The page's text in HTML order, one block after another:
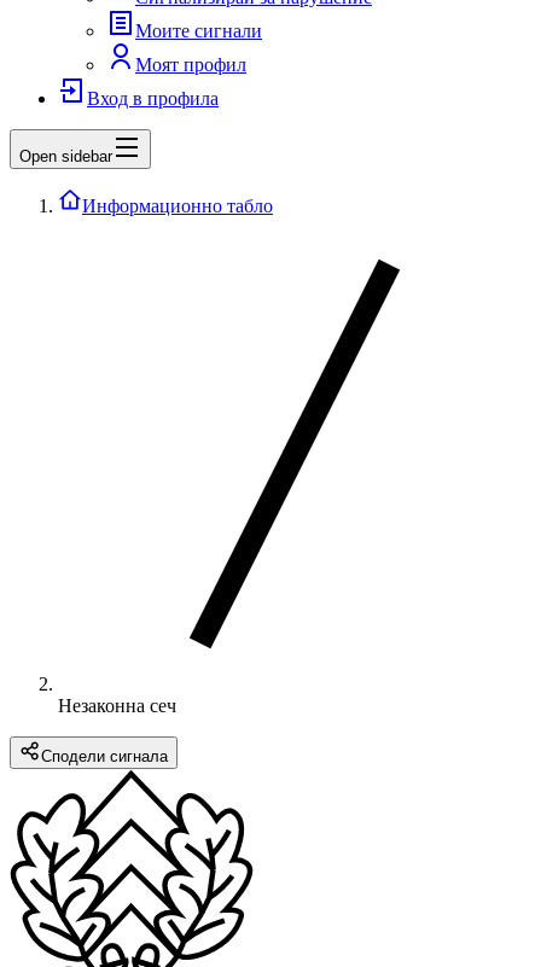
Моите сигнали
Моят профил
Вход в профила
Open sidebar
Информационно табло
Незаконна сеч
Сподели сигнала